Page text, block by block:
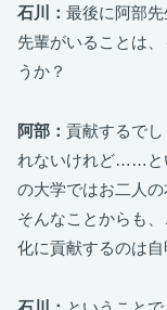
石川： 最後に阿部
先輩がいることは
うか？
阿部： 貢献するで
れないけれど……と
の大学ではお二人の
そんなことからも
化に貢献するのは自